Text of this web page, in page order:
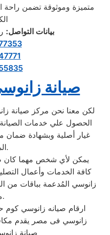
متميزة وموثوقة تضمن راحة
بيانات التواصل:
صيانة
لكن معنا نحن مركز صيانة
الحصول علي خدمات الصيانة
غيار أصلية وبشهادة ضمان
المعتمد.
يمكن لأي شخص مهما كان
كافة الخدمات وأعمال
زانوسي المُدعمة بباقات من
مثيل.
ارقام صيانه زانوسي كوم
زانوسي فى مصر يقدم
صيانة